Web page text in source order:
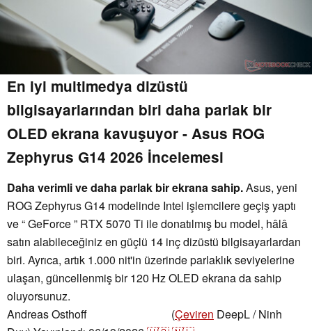
En iyi multimedya dizüstü
bilgisayarlarından biri daha parlak bir
OLED ekrana kavuşuyor - Asus ROG
Zephyrus G14 2026 İncelemesi
Daha verimli ve daha parlak bir ekrana sahip.Asus, yeni
ROG Zephyrus G14 modelinde Intel işlemcilere geçiş yaptı
ve “ GeForce ” RTX 5070 Ti ile donatılmış bu model, hâlâ
satın alabileceğiniz en güçlü 14 inç dizüstü bilgisayarlardan
biri. Ayrıca, artık 1.000 nit'in üzerinde parlaklık seviyelerine
ulaşan, güncellenmiş bir 120 Hz OLED ekrana da sahip
oluyorsunuz.
Andreas Osthoff
(Çeviren DeepL / Ninh